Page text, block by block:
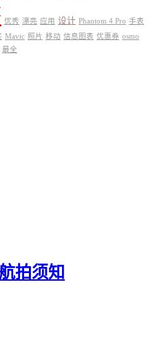
优秀 漂亮 应用 设计 Phantom 4 Pro 手表
Mavic 照片 移动 信息图表 优惠券 osmo
最全
拍须知